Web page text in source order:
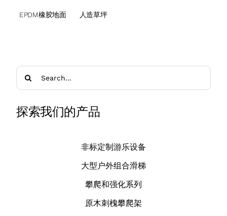
EPDM橡胶地面 人造草坪
Search
for:
探索我们的产品
非标定制游乐设备
大型户外组合滑梯
攀爬和强化系列
原木刺槐攀爬架